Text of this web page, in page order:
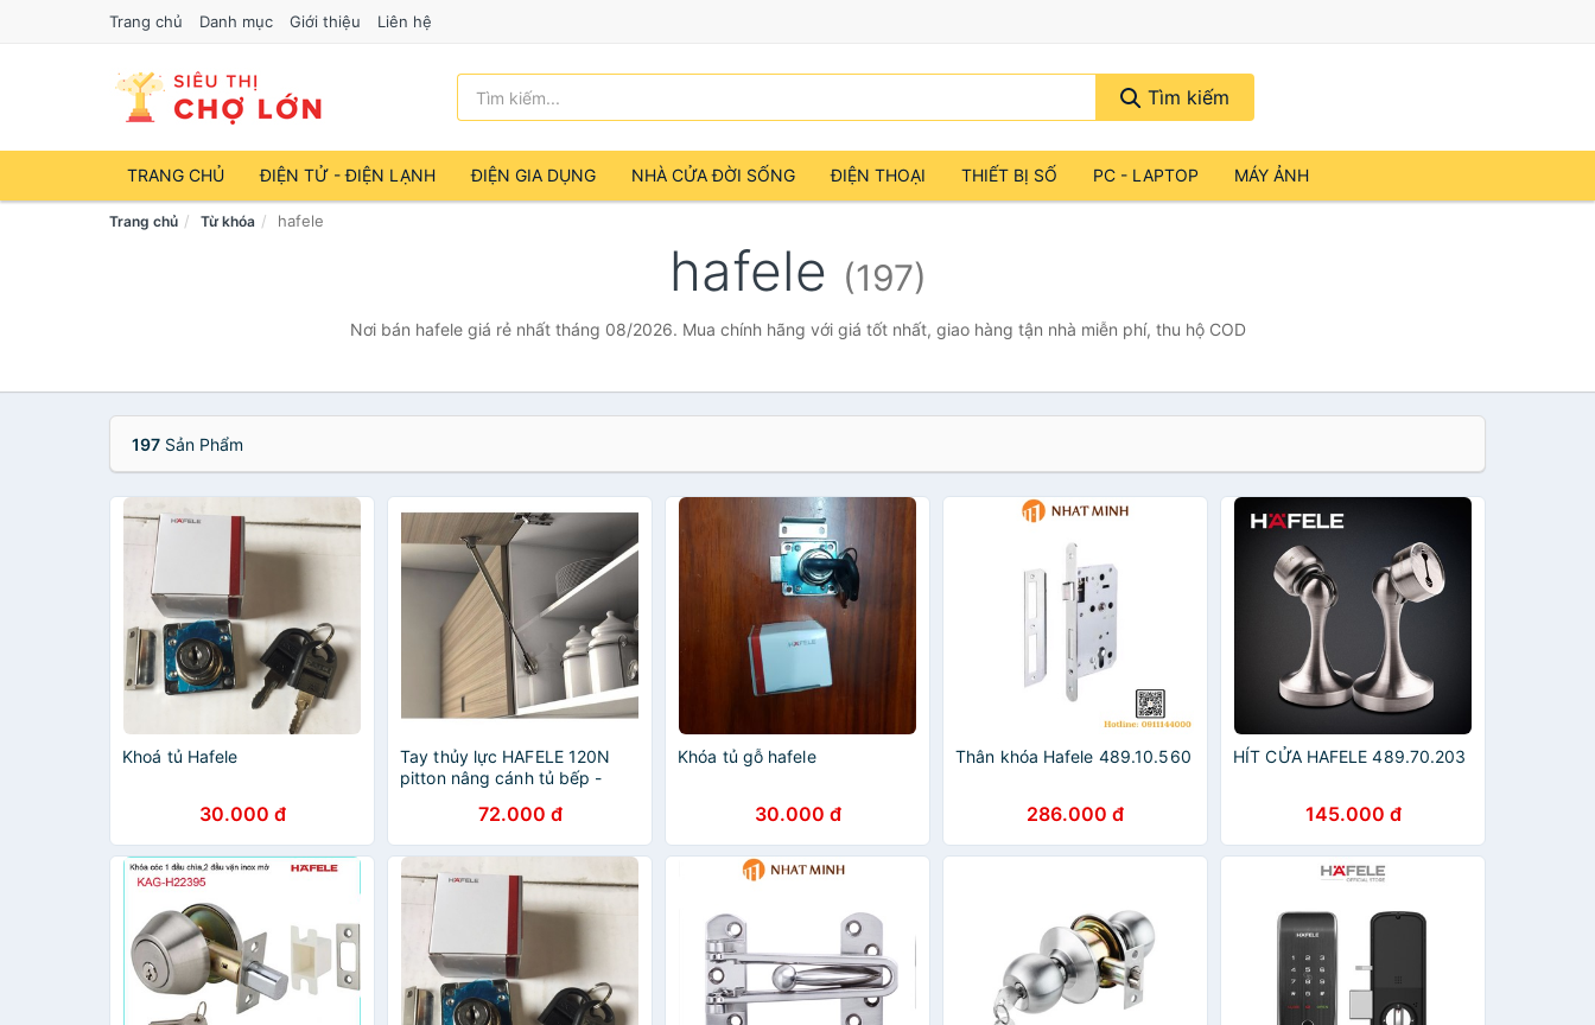
Trang chủ Danh mục Giới thiệu Liên hệ
Tìm kiếm
TRANG CHỦ ĐIỆN TỬ - ĐIỆN LẠNH ĐIỆN GIA DỤNG NHÀ CỬA ĐỜI SỐNG ĐIỆN THOẠI THIẾT BỊ SỐ PC - LAPTOP MÁY ẢNH
Trang chủ Từ khóa hafele
hafele (197)
Nơi bán hafele giá rẻ nhất tháng 08/2026. Mua chính hãng với giá tốt nhất, giao hàng tận nhà miễn phí, thu hộ COD
197 Sản Phẩm
Khoá tủ Hafele
30.000 đ
Tay thủy lực HAFELE 120N
pitton nâng cánh tủ bếp -
72.000 đ
Khóa tủ gỗ hafele
30.000 đ
Thân khóa Hafele 489.10.560
286.000 đ
HÍT CỬA HAFELE 489.70.203
145.000 đ